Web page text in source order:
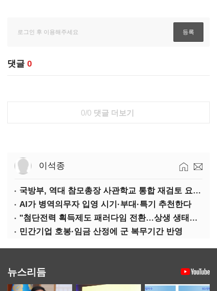
댓글 0
0/0 댓글 더보기
이석종
국방부, 역대 참모총장 사관학교 통합 재검토 요구에 "다양한 의견 수렴해 합리적 시스템 만들 것"
AI가 병역의무자 입영 시기·부대·특기 추천한다
"첨단전력 획득제도 패러다임 전환…상생 생태계 조성해 대체불가 K-방산 도약"
민간기업 호봉·임금 산정에 군 복무기간 반영
뉴스리듬